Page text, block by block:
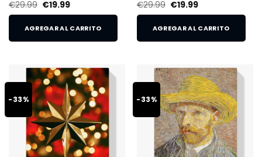
€29.99 €19.99
AGREGAR AL CARRITO
€29.99 €19.99
AGREGAR AL CARRITO
-33% -33%